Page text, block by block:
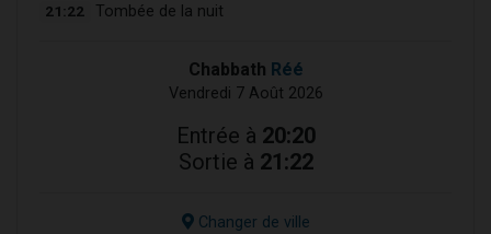
21:22 Tombée de la nuit
Chabbath Réé
Vendredi 7 Août 2026
Entrée à 20:20
Sortie à 21:22
Changer de ville